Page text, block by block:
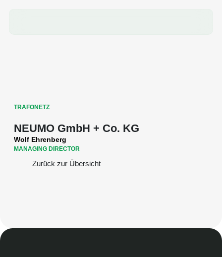
TRAFONETZ
NEUMO GmbH + Co. KG
Wolf Ehrenberg
MANAGING DIRECTOR
Zurück zur Übersicht